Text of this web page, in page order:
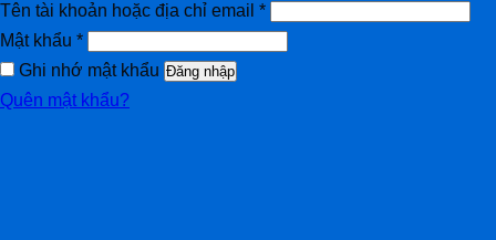
Tên tài khoản hoặc địa chỉ email *
Mật khẩu *
Ghi nhớ mật khẩu Đăng nhập
Quên mật khẩu?